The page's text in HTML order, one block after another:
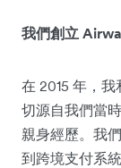
我們創立
在 2015 年，
切源自我們當
親身經歷。我
到跨境支付系